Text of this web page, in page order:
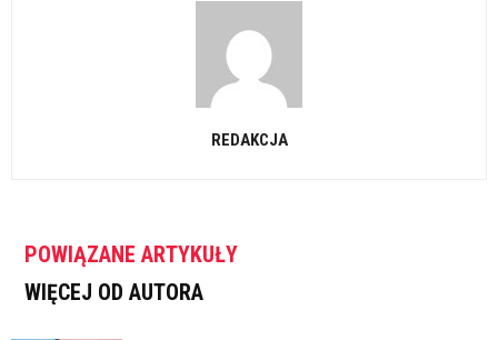
REDAKCJA
POWIĄZANE ARTYKUŁY
WIĘCEJ OD AUTORA